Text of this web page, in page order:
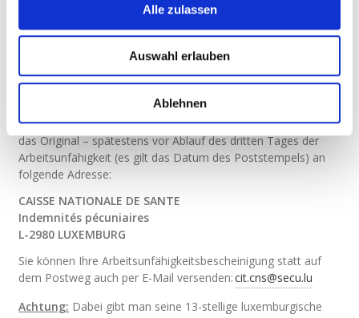
Alle zulassen
Auswahl erlauben
Ablehnen
betreffenden Person ;
das Datum des Beginns und des Endes der
Arbeitsunfähigkeit ;
das Datum der Feststellung der
Arbeitsunfähigkeit ;
fakultativ der Code der Krankheit.
Der Arbeitnehmer sendet den ersten Teil des Formulars – d.h.
das Original – spätestens vor Ablauf des dritten Tages der
Arbeitsunfähigkeit (es gilt das Datum des Poststempels) an
folgende Adresse:
CAISSE NATIONALE DE SANTE
Indemnités pécuniaires
L-2980 LUXEMBURG
Sie können Ihre Arbeitsunfähigkeitsbescheinigung statt auf
dem Postweg auch per E-Mail versenden:cit.cns@secu.lu
Achtung: Dabei gibt man seine 13-stellige luxemburgische